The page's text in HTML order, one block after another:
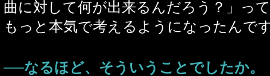
曲に対して何が出来るんだろう？」っ
もっと本気で考えるようになったんで
──なるほど、そういうことでしたか。